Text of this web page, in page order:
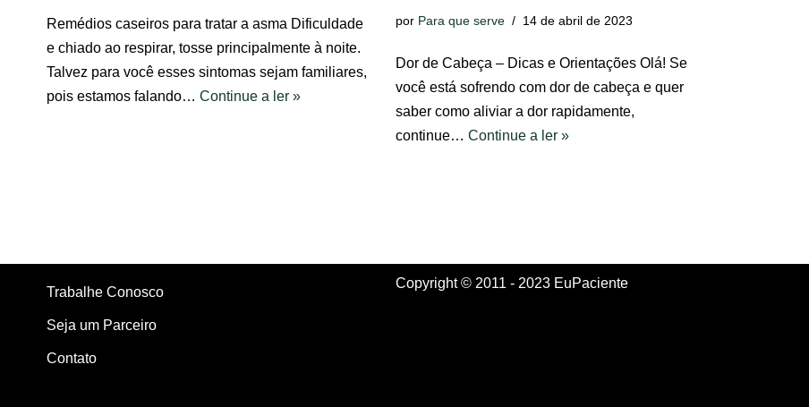
Remédios caseiros para tratar a asma Dificuldade
e chiado ao respirar, tosse principalmente à noite.
Talvez para você esses sintomas sejam familiares,
pois estamos falando… Continue a ler »
por Para que serve 14 de abril de 2023
Dor de Cabeça – Dicas e Orientações Olá! Se
você está sofrendo com dor de cabeça e quer
saber como aliviar a dor rapidamente,
continue… Continue a ler »
Trabalhe Conosco
Seja um Parceiro
Contato
Copyright © 2011 - 2023 EuPaciente